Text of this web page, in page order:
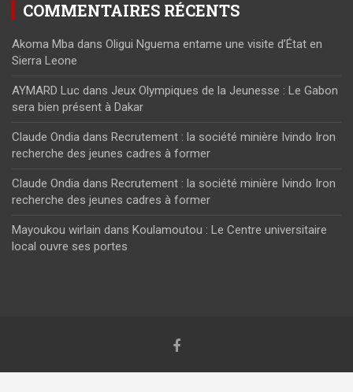
COMMENTAIRES RÉCENTS
Akoma Mba dans Oligui Nguema entame une visite d’État en
Sierra Leone
AYMARD Luc dans Jeux Olympiques de la Jeunesse : Le Gabon
sera bien présent à Dakar
Claude Ondia dans Recrutement : la société minière Ivindo Iron
recherche des jeunes cadres à former
Claude Ondia dans Recrutement : la société minière Ivindo Iron
recherche des jeunes cadres à former
Mayoukou wirlain dans Koulamoutou : Le Centre universitaire
local ouvre ses portes